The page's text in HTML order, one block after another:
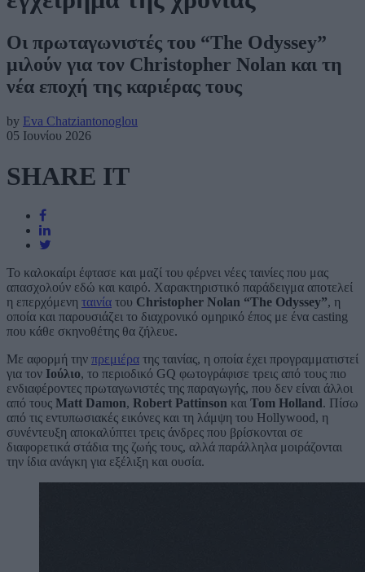
Οι πρωταγωνιστές του “The Odyssey”
μιλούν για τον Christopher Nolan και τη
νέα εποχή της καριέρας τους
by Eva Chatziantonoglou
05 Ιουνίου 2026
SHARE IT
Το καλοκαίρι έφτασε και μαζί του φέρνει νέες ταινίες που μας
απασχολούν εδώ και καιρό. Χαρακτηριστικό παράδειγμα αποτελεί
η επερχόμενη ταινία του Christopher Nolan “The Odyssey”, η
οποία και παρουσιάζει το διαχρονικό ομηρικό έπος με ένα casting
που κάθε σκηνοθέτης θα ζήλευε.
Με αφορμή την πρεμιέρα της ταινίας, η οποία έχει προγραμματιστεί
για τον Ιούλιο, το περιοδικό GQ φωτογράφισε τρεις από τους πιο
ενδιαφέροντες πρωταγωνιστές της παραγωγής, που δεν είναι άλλοι
από τους Matt Damon, Robert Pattinson και Tom Holland. Πίσω
από τις εντυπωσιακές εικόνες και τη λάμψη του Hollywood, η
συνέντευξη αποκαλύπτει τρεις άνδρες που βρίσκονται σε
διαφορετικά στάδια της ζωής τους, αλλά παράλληλα μοιράζονται
την ίδια ανάγκη για εξέλιξη και ουσία.